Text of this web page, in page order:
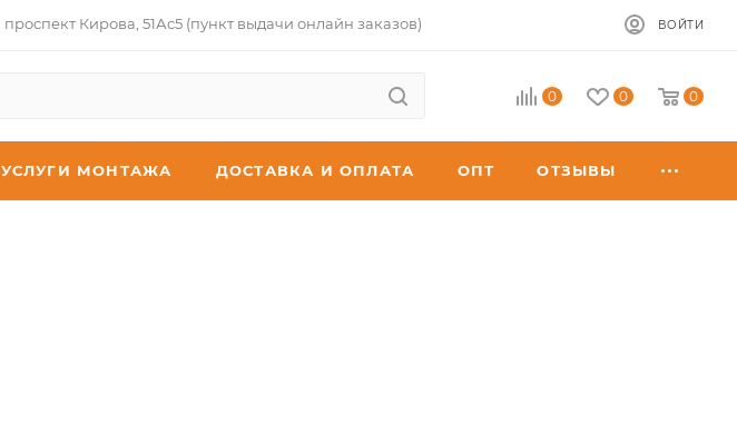
проспект Кирова, 51Ас5 (пункт выдачи онлайн заказов) ВОЙТИ
0 0 0
УСЛУГИ МОНТАЖА ДОСТАВКА И ОПЛАТА ОПТ ОТЗЫВЫ